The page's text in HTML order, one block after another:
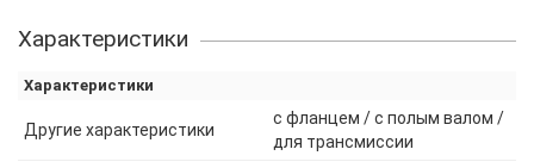
Характеристики
Характеристики
Другие характеристики
с фланцем / с полым валом /
для трансмиссии